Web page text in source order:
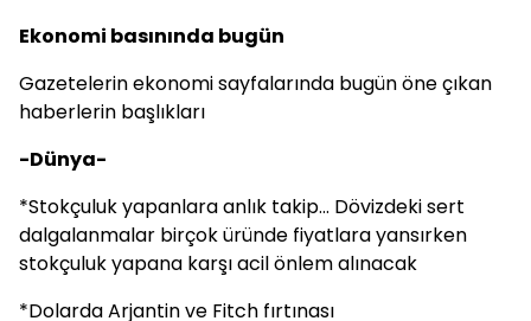
Ekonomi basınında bugün
Gazetelerin ekonomi sayfalarında bugün öne çıkan
haberlerin başlıkları
-Dünya-
*Stokçuluk yapanlara anlık takip... Dövizdeki sert
dalgalanmalar birçok üründe fiyatlara yansırken
stokçuluk yapana karşı acil önlem alınacak
*Dolarda Arjantin ve Fitch fırtınası